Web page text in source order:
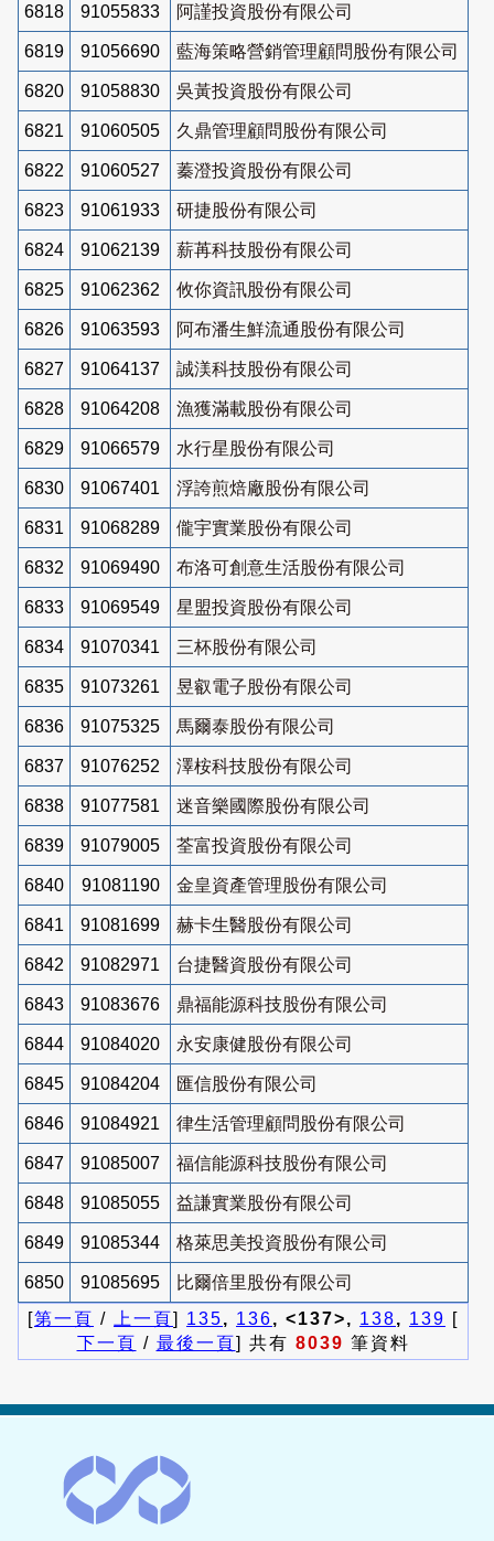
6818 91055833 阿謹投資股份有限公司
6819 91056690 藍海策略營銷管理顧問股份有限公司
6820 91058830 吳黃投資股份有限公司
6821 91060505 久鼎管理顧問股份有限公司
6822 91060527 蓁澄投資股份有限公司
6823 91061933 研捷股份有限公司
6824 91062139 薪苒科技股份有限公司
6825 91062362 攸你資訊股份有限公司
6826 91063593 阿布潘生鮮流通股份有限公司
6827 91064137 誠渼科技股份有限公司
6828 91064208 漁獲滿載股份有限公司
6829 91066579 水行星股份有限公司
6830 91067401 浮誇煎焙廠股份有限公司
6831 91068289 儱宇實業股份有限公司
6832 91069490 布洛可創意生活股份有限公司
6833 91069549 星盟投資股份有限公司
6834 91070341 三杯股份有限公司
6835 91073261 昱叡電子股份有限公司
6836 91075325 馬爾泰股份有限公司
6837 91076252 澤桉科技股份有限公司
6838 91077581 迷音樂國際股份有限公司
6839 91079005 荃富投資股份有限公司
6840 91081190 金皇資產管理股份有限公司
6841 91081699 赫卡生醫股份有限公司
6842 91082971 台捷醫資股份有限公司
6843 91083676 鼎福能源科技股份有限公司
6844 91084020 永安康健股份有限公司
6845 91084204 匯信股份有限公司
6846 91084921 律生活管理顧問股份有限公司
6847 91085007 福信能源科技股份有限公司
6848 91085055 益謙實業股份有限公司
6849 91085344 格萊思美投資股份有限公司
6850 91085695
比爾倍里股份有限公司
[第一頁 / 上一頁] 135, 136, <137>, 138, 139 [
下一頁 / 最後一頁] 共有 8039 筆資料